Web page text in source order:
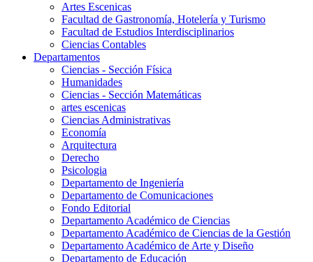
Artes Escenicas
Facultad de Gastronomía, Hotelería y Turismo
Facultad de Estudios Interdisciplinarios
Ciencias Contables
Departamentos
Ciencias - Sección Física
Humanidades
Ciencias - Sección Matemáticas
artes escenicas
Ciencias Administrativas
Economía
Arquitectura
Derecho
Psicologia
Departamento de Ingeniería
Departamento de Comunicaciones
Fondo Editorial
Departamento Académico de Ciencias
Departamento Académico de Ciencias de la Gestión
Departamento Académico de Arte y Diseño
Departamento de Educación